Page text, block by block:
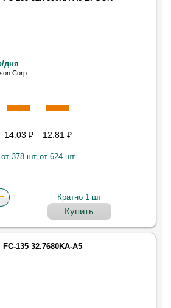
дня
Corp.
14.03 ₽
от 378 шт
12.81 ₽
от 624 шт
Кратно 1 шт
Купить
FC-135 32.7680KA-A5